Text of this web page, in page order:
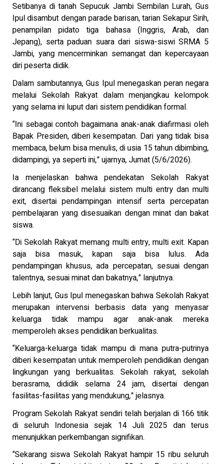
Setibanya di tanah Sepucuk Jambi Sembilan Lurah, Gus
Ipul disambut dengan parade barisan, tarian Sekapur Sirih,
penampilan pidato tiga bahasa (Inggris, Arab, dan
Jepang), serta paduan suara dari siswa-siswi SRMA 5
Jambi, yang mencerminkan semangat dan kepercayaan
diri peserta didik.
Dalam sambutannya, Gus Ipul menegaskan peran negara
melalui Sekolah Rakyat dalam menjangkau kelompok
yang selama ini luput dari sistem pendidikan formal.
“Ini sebagai contoh bagaimana anak-anak diafirmasi oleh
Bapak Presiden, diberi kesempatan. Dari yang tidak bisa
membaca, belum bisa menulis, di usia 15 tahun dibimbing,
didampingi, ya seperti ini,” ujarnya, Jumat (5/6/2026).
Ia menjelaskan bahwa pendekatan Sekolah Rakyat
dirancang fleksibel melalui sistem multi entry dan multi
exit, disertai pendampingan intensif serta percepatan
pembelajaran yang disesuaikan dengan minat dan bakat
siswa.
“Di Sekolah Rakyat memang multi entry, multi exit. Kapan
saja bisa masuk, kapan saja bisa lulus. Ada
pendampingan khusus, ada percepatan, sesuai dengan
talentnya, sesuai minat dan bakatnya,” lanjutnya.
Lebih lanjut, Gus Ipul menegaskan bahwa Sekolah Rakyat
merupakan intervensi berbasis data yang menyasar
keluarga tidak mampu agar anak-anak mereka
memperoleh akses pendidikan berkualitas.
“Keluarga-keluarga tidak mampu di mana putra-putrinya
diberi kesempatan untuk memperoleh pendidikan dengan
lingkungan yang berkualitas. Sekolah rakyat, sekolah
berasrama, dididik selama 24 jam, disertai dengan
fasilitas-fasilitas yang mendukung,” jelasnya.
Program Sekolah Rakyat sendiri telah berjalan di 166 titik
di seluruh Indonesia sejak 14 Juli 2025 dan terus
menunjukkan perkembangan signifikan.
“Sekarang siswa Sekolah Rakyat hampir 15 ribu seluruh